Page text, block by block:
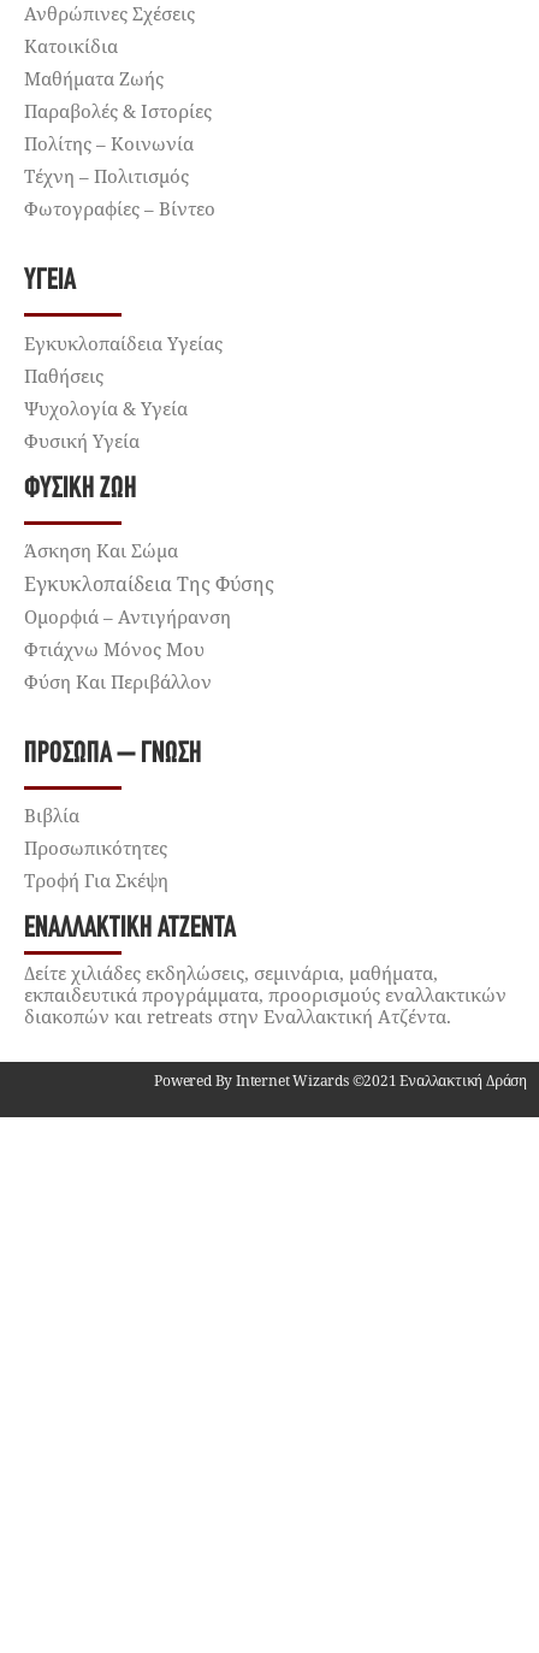
Ανθρώπινες Σχέσεις
Κατοικίδια
Μαθήματα Ζωής
Παραβολές & Ιστορίες
Πολίτης – Κοινωνία
Τέχνη – Πολιτισμός
Φωτογραφίες – Βίντεο
ΥΓΕΊΑ
Εγκυκλοπαίδεια Υγείας
Παθήσεις
Ψυχολογία & Υγεία
Φυσική Υγεία
ΦΥΣΙΚΉ ΖΩΉ
Άσκηση Και Σώμα
Εγκυκλοπαίδεια Της Φύσης
Ομορφιά – Αντιγήρανση
Φτιάχνω Μόνος Μου
Φύση Και Περιβάλλον
ΠΡΌΣΩΠΑ – ΓΝΏΣΗ
Βιβλία
Προσωπικότητες
Τροφή Για Σκέψη
ΕΝΑΛΛΑΚΤΙΚΉ ΑΤΖΈΝΤΑ
Δείτε χιλιάδες εκδηλώσεις, σεμινάρια, μαθήματα,
εκπαιδευτικά προγράμματα, προορισμούς εναλλακτικών
διακοπών και retreats στην Εναλλακτική Ατζέντα.
Powered By Internet Wizards ©2021 Εναλλακτική Δράση